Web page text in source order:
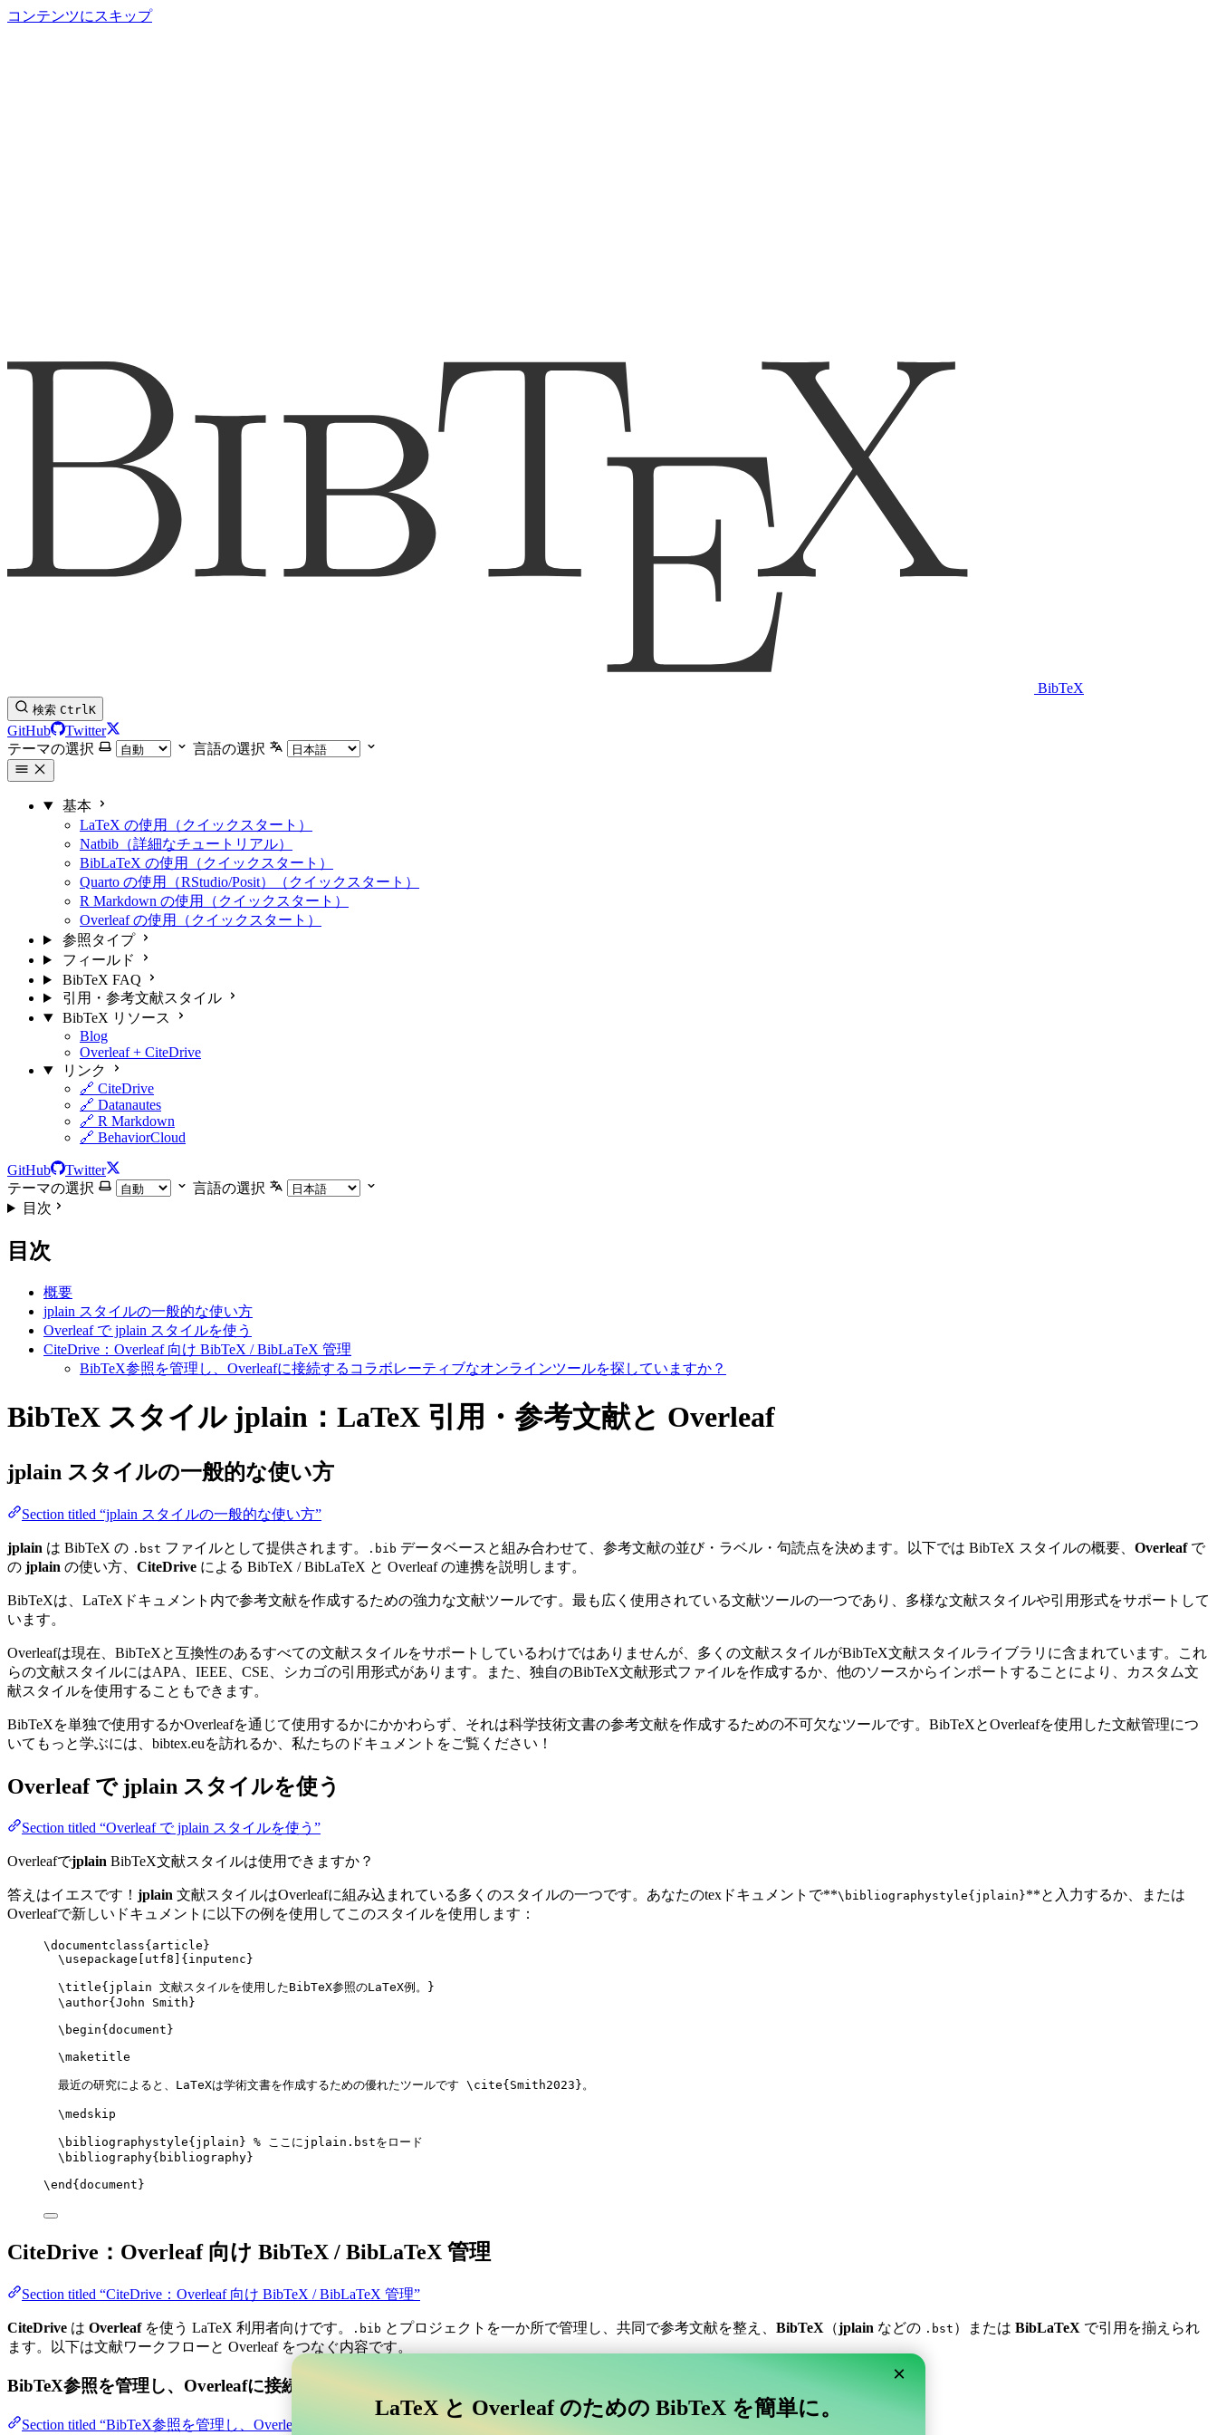
コンテンツにスキップ
BibTeX
検索 CtrlK
GitHub
Twitter
テーマの選択
言語の選択
基本
LaTeX の使用（クイックスタート）
Natbib（詳細なチュートリアル）
BibLaTeX の使用（クイックスタート）
Quarto の使用（RStudio/Posit）（クイックスタート）
R Markdown の使用（クイックスタート）
Overleaf の使用（クイックスタート）
参照タイプ
フィールド
BibTeX FAQ
引用・参考文献スタイル
BibTeX リソース
Blog
Overleaf + CiteDrive
リンク
🔗 CiteDrive
🔗 Datanautes
🔗 R Markdown
🔗 BehaviorCloud
GitHub
Twitter
テーマの選択
言語の選択
目次
目次
概要
jplain スタイルの一般的な使い方
Overleaf で jplain スタイルを使う
CiteDrive：Overleaf 向け BibTeX / BibLaTeX 管理
BibTeX参照を管理し、Overleafに接続するコラボレーティブなオンラインツールを探していますか？
BibTeX スタイル jplain：LaTeX 引用・参考文献と Overleaf
jplain スタイルの一般的な使い方
Section titled “jplain スタイルの一般的な使い方”
jplain は BibTeX の .bst ファイルとして提供されます。 .bib データベースと組み合わせて、参考文献の並び・ラベル・句読点を決めます。以下では BibTeX スタイルの概要、 Overleafで
の jplain の使い方、 CiteDrive による BibTeX / BibLaTeX と Overleaf の連携を説明します。
BibTeXは、LaTeXドキュメント内で参考文献を作成するための強力な文献ツールです。最も広く使用されている文献ツールの一つであり、多様な文献スタイルや引用形式をサポートして
います。
Overleafは現在、BibTeXと互換性のあるすべての文献スタイルをサポートしているわけではありませんが、多くの文献スタイルがBibTeX文献スタイルライブラリに含まれています。これ
らの文献スタイルにはAPA、IEEE、CSE、シカゴの引用形式があります。また、独自のBibTeX文献形式ファイルを作成するか、他のソースからインポートすることにより、カスタム文
献スタイルを使用することもできます。
BibTeXを単独で使用するかOverleafを通じて使用するかにかかわらず、それは科学技術文書の参考文献を作成するための不可欠なツールです。BibTeXとOverleafを使用した文献管理につ
いてもっと学ぶには、bibtex.euを訪れるか、私たちのドキュメントをご覧ください！
Overleaf で jplain スタイルを使う
Section titled “Overleaf で jplain スタイルを使う”
Overleafでjplain BibTeX文献スタイルは使用できますか？
答えはイエスです！ jplain 文献スタイルはOverleafに組み込まれている多くのスタイルの一つです。あなたのtexドキュメントで**\bibliographystyle{jplain}**と入力するか、または
Overleafで新しいドキュメントに以下の例を使用してこのスタイルを使用します：
\documentclass{ article }
\usepackage
utf8 ]{ inputenc }
\title{jplain 文献スタイルを使用したBibTeX参照のLaTeX例。}
\author{John Smith}
\begin{ document }
\maketitle
最近の研究によると、LaTeXは学術文書を作成するための優れたツールです \cite{ Smith2023 }。
\medskip
\bibliographystyle{jplain} % ここにjplain.bstをロード
\bibliography{bibliography}
\end { document }
CiteDrive：Overleaf 向け BibTeX / BibLaTeX 管理
Section titled “CiteDrive：Overleaf 向け BibTeX / BibLaTeX 管理”
CiteDrive は Overleafを使う LaTeX 利用者向けです。 .bib とプロジェクトを一か所で管理し、共同で参考文献を整え、 BibTeX （jplain などの .bst ）または BibLaTeX で引用を揃えられ
ます。以下は文献ワークフローと Overleaf をつなぐ内容です。
BibTeX参照を管理し、Overleafに接続するコラボレーティブなオンラインツールを探していますか？
Section titled “BibTeX参照を管理し、Overleafに接続するコラボレーティブなオンラインツールを探していますか？”
×
LaTeX と Overleaf のための BibTeX を簡単に。